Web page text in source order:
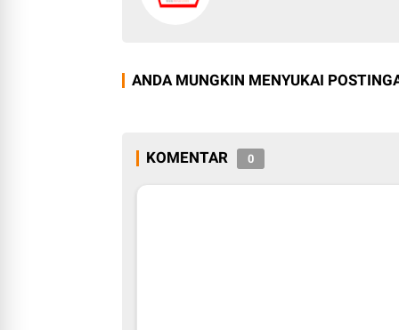
ANDA MUNGKIN MENYUKAI
KOMENTAR 0